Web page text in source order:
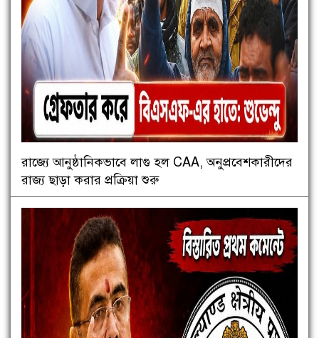
রাজ্যে আনুষ্ঠানিকভাবে লাগু হল CAA, অনুপ্রবেশকারীদের
রাজ্য ছাড়া করার প্রক্রিয়া শুরু